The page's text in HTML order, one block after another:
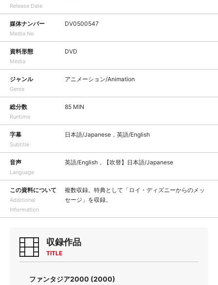
Release Date
媒体ナンバー
Media No
DV0500547
資料形態
Media
DVD
ジャンル
Genre
アニメーション/Animation
総分数
Runtime
85 MIN
字幕
Subtitle
日本語/Japanese，英語/English
音声
Language
英語/English，【吹替】日本語/Japanese
この資料について
Additional
Information
複数収録。特典として「ロイ・ディズニーからのメッ
セージ」を収録。
収録作品
TITLE
ファンタジア2000 (2000)